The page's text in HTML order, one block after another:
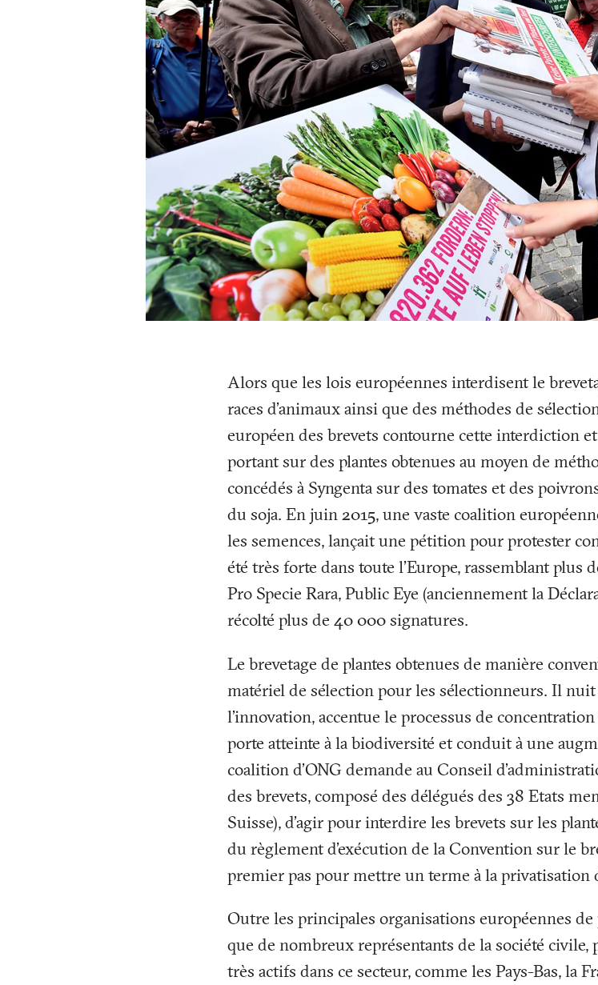
Alors que les lois européennes interdisent le
races d’animaux ainsi que des méthodes de
européen des brevets contourne cette interdiction
portant sur des plantes obtenues au moyen de
concédés à Syngenta sur des tomates et des
du soja. En juin 2015, une vaste coalition
les semences, lançait une pétition pour protester
été très forte dans toute l’Europe, rassemblant plus
Pro Specie Rara, Public Eye (anciennement la
récolté plus de 40 000 signatures.
Le brevetage de plantes obtenues de manière
matériel de sélection pour les sélectionneurs. Il nuit
l’innovation, accentue le processus de
porte atteinte à la biodiversité et conduit à une
coalition d’ONG demande au Conseil
des brevets, composé des délégués des 38 Etats
Suisse), d’agir pour interdire les brevets sur les
du règlement d’exécution de la Convention sur le
premier pas pour mettre un terme à la
Outre les principales organisations européennes
que de nombreux représentants de la société
très actifs dans ce secteur, comme les Pays-Bas, la